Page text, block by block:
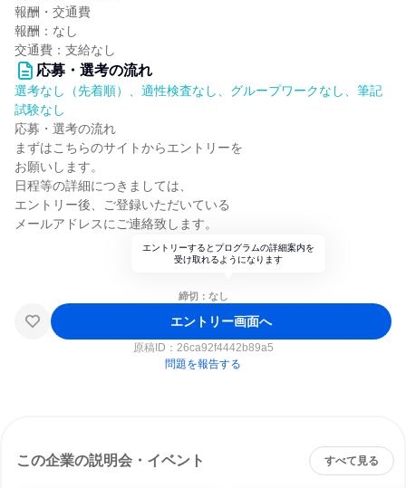
報酬・交通費
報酬：なし
交通費：支給なし
応募・選考の流れ
選考なし（先着順）、適性検査なし、グループワークなし、筆記
試験なし
応募・選考の流れ
まずはこちらのサイトからエントリーを
お願いします。
日程等の詳細につきましては、
エントリー後、ご登録いただいている
メールアドレスにご連絡致します。
エントリーするとプログラムの詳細案内を
受け取れるようになります
締切：なし
エントリー画面へ
原稿ID： 26ca92f4442b89a5
問題を報告する
この企業の説明会・イベント すべて見る